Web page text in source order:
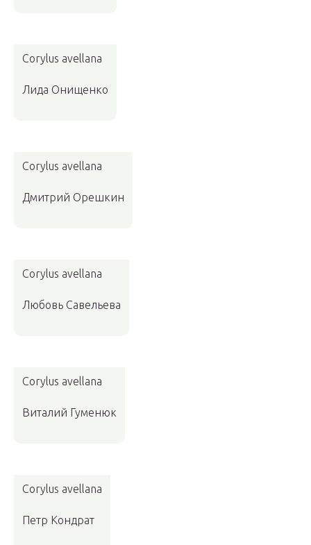
Corylus avellana
Лида Онищенко
Corylus avellana
Дмитрий Орешкин
Corylus avellana
Любовь Савельева
Corylus avellana
Виталий Гуменюк
Corylus avellana
Петр Кондрат